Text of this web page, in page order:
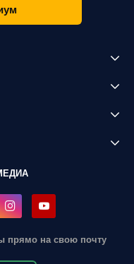
прямо на свою почту